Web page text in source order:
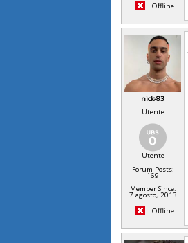
Offline
nick-83
Utente
Utente
Forum Posts:
169
Member Since:
7 agosto, 2013
Offline